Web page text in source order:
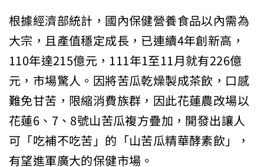
根據經濟部統計，國內保健營養食品以內需為
大宗，且產值穩定成長，已連續4年創新高，
110年達215億元，111年1至11月就有226億
元，市場驚人。因將苦瓜乾燥製成茶飲，口感
難免甘苦，限縮消費族群，因此花蓮農改場以
花蓮6、7、8號山苦瓜複方疊加，開發出讓人
可「吃補不吃苦」的「山苦瓜精華酵素飲」，